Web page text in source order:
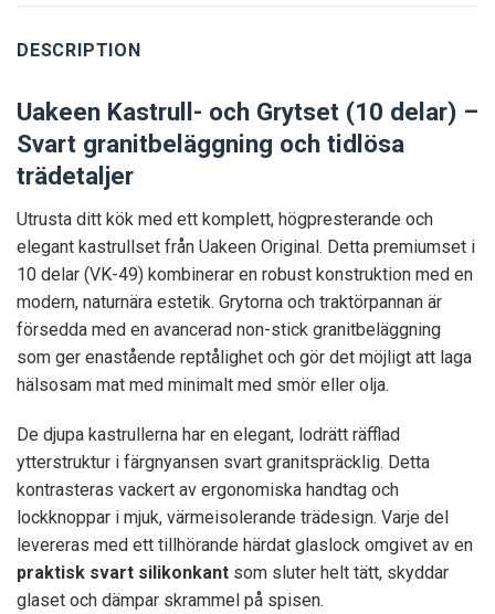
DESCRIPTION
Uakeen Kastrull- och Grytset (10 delar) –
Svart granitbeläggning och tidlösa
trädetaljer
Utrusta ditt kök med ett komplett, högpresterande och
elegant kastrullset från Uakeen Original. Detta premiumset i
10 delar (VK-49) kombinerar en robust konstruktion med en
modern, naturnära estetik. Grytorna och traktörpannan är
försedda med en avancerad non-stick granitbeläggning
som ger enastående reptålighet och gör det möjligt att laga
hälsosam mat med minimalt med smör eller olja.
De djupa kastrullerna har en elegant, lodrätt räfflad
ytterstruktur i färgnyansen svart granitspräcklig. Detta
kontrasteras vackert av ergonomiska handtag och
lockknoppar i mjuk, värmeisolerande trädesign. Varje del
levereras med ett tillhörande härdat glaslock omgivet av en
praktisk svart silikonkant som sluter helt tätt, skyddar
glaset och dämpar skrammel på spisen.